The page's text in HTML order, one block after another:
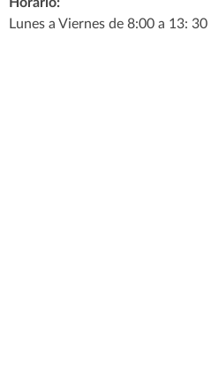
Lunes a Viernes de 8:00 a 13: 30